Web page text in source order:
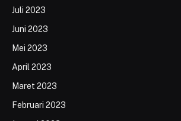
Juli 2023
Juni 2023
Mei 2023
April 2023
Maret 2023
Februari 2023